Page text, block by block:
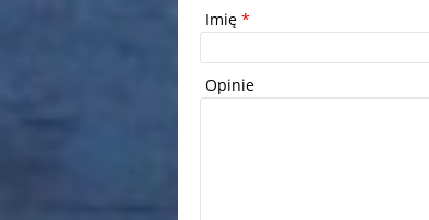
Imię *
Opinie